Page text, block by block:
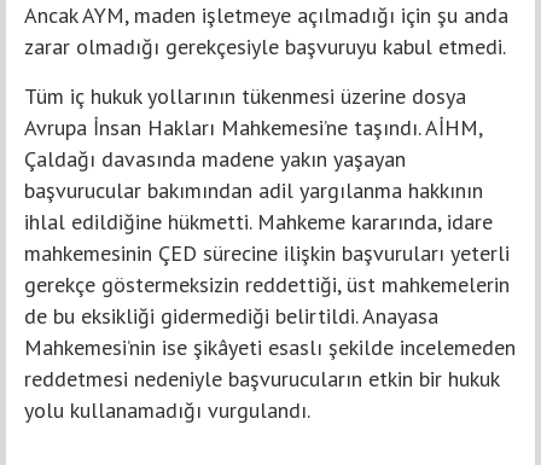
Ancak AYM, maden işletmeye açılmadığı için şu anda
zarar olmadığı gerekçesiyle başvuruyu kabul etmedi.
Tüm iç hukuk yollarının tükenmesi üzerine dosya
Avrupa İnsan Hakları Mahkemesi’ne taşındı. AİHM,
Çaldağı davasında madene yakın yaşayan
başvurucular bakımından adil yargılanma hakkının
ihlal edildiğine hükmetti. Mahkeme kararında, idare
mahkemesinin ÇED sürecine ilişkin başvuruları yeterli
gerekçe göstermeksizin reddettiği, üst mahkemelerin
de bu eksikliği gidermediği belirtildi. Anayasa
Mahkemesi’nin ise şikâyeti esaslı şekilde incelemeden
reddetmesi nedeniyle başvurucuların etkin bir hukuk
yolu kullanamadığı vurgulandı.